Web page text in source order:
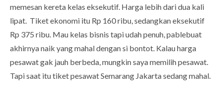
memesan kereta kelas eksekutif. Harga lebih dari dua kali
lipat. Tiket ekonomi itu Rp 160 ribu, sedangkan eksekutif
Rp 375 ribu. Mau kelas bisnis tapi udah penuh, pablebuat
akhirnya naik yang mahal dengan si bontot. Kalau harga
pesawat gak jauh berbeda, mungkin saya memilih pesawat.
Tapi saat itu tiket pesawat Semarang Jakarta sedang mahal.